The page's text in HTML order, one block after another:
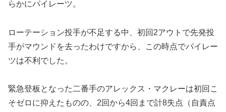
らかにパイレーツ。
ローテーション投手が不足する中、初回2アウトで先発投
手がマウンドを去ったわけですから、この時点でパイレー
ツは不利でした。
緊急登板となった二番手のアレックス・マクレーは初回こ
そゼロに抑えたものの、2回から4回まで計8失点（自責点